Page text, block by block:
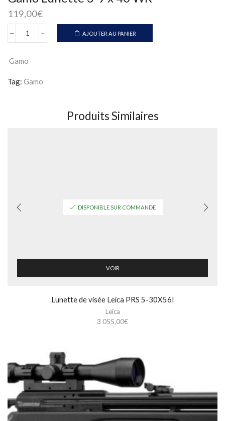
119,00€
quantité
Lunette
9
AJOUTER AU PANIER
Gamo
Tag: Gamo
Produits Similaires
DISPONIBLE SUR COMMANDE
VOIR
Lunette de visée Leica PRS 5-30X56I
Leica
3 055,00€